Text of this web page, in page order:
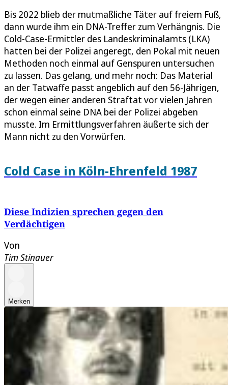
Bis 2022 blieb der mutmaßliche Täter auf freiem Fuß,
dann wurde ihm ein DNA-Treffer zum Verhängnis. Die
Cold-Case-Ermittler des Landeskriminalamts (LKA)
hatten bei der Polizei angeregt, den Pokal mit neuen
Methoden noch einmal auf Genspuren untersuchen
zu lassen. Das gelang, und mehr noch: Das Material
an der Tatwaffe passt angeblich auf den 56-Jährigen,
der wegen einer anderen Straftat vor vielen Jahren
schon einmal seine DNA bei der Polizei abgeben
musste. Im Ermittlungsverfahren äußerte sich der
Mann nicht zu den Vorwürfen.
Cold Case in Köln-Ehrenfeld 1987
Diese Indizien sprechen gegen den
Verdächtigen
Von
Tim Stinauer
Merken